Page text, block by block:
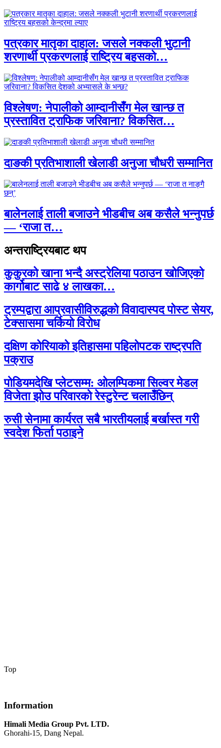
पत्रकार मातृका दाहाल: जसले नक्कली भुटानी
शरणार्थी प्रकरणलाई राष्ट्रिय बहसको…
विश्लेषण: नेपालीको आम्दानीसँग मेल खान्छ त
प्रस्तावित ट्राफिक जरिवाना? विकसित…
दाङकी प्रतिभाशाली खेलाडी अनुजा चौधरी सम्मानित
बालेनलाई ताली बजाउने भीडबीच अब कसैले भन्नुपर्छ
— ‘राजा त…
अन्तराष्ट्रियबाट थप
कुकुरको खाना भन्दै अस्ट्रेलिया पठाउन खोजिएको
कार्गोबाट साढे ४ लाखका…
ट्रम्पद्वारा आप्रवासीविरुद्धको विवादास्पद पोस्ट सेयर,
टेक्सासमा चर्कियो विरोध
दक्षिण कोरियाको इतिहासमा पहिलोपटक राष्ट्रपति
पक्राउ
पोडियमदेखि प्लेटसम्म: ओलम्पिकमा सिल्वर मेडल
विजेता झोउ परिवारको रेस्टुरेन्ट चलाउँछिन्
रुसी सेनामा कार्यरत सबै भारतीयलाई बर्खास्त गरी
स्वदेश फिर्ता पठाइने
Top
Information
Himali Media Group Pvt. LTD.
Ghorahi-15, Dang Nepal.